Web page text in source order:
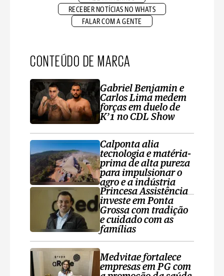
RECEBER NOTÍCIAS NO WHATS
FALAR COM A GENTE
CONTEÚDO DE MARCA
Gabriel Benjamin e
Carlos Lima medem
forças em duelo de
K’1 no CDL Show
Calponta alia
tecnologia e matéria-
prima de alta pureza
para impulsionar o
agro e a indústria
Princesa Assistência
investe em Ponta
Grossa com tradição
e cuidado com as
famílias
Medvitae fortalece
empresas em PG com